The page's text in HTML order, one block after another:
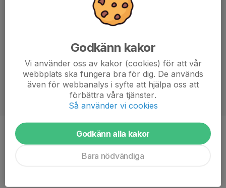
Ålder 13 år
Godkänn kakor
Vi använder oss av kakor (cookies) för att vår
webbplats ska fungera bra för dig. De används
även för webbanalys i syfte att hjälpa oss att
förbättra våra tjänster.
Så använder vi cookies
Godkänn alla kakor
Bara nödvändiga